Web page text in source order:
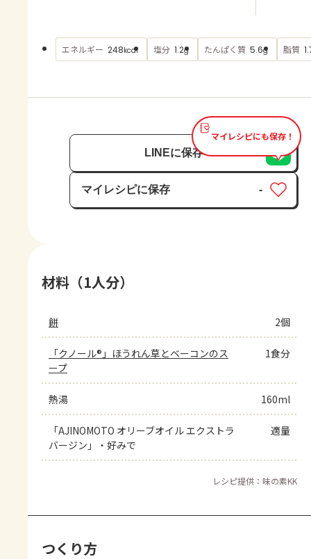
エネルギー 248kcal 塩分 1.2g たんぱく質 5.6g 脂質
マイレシピにも保存！
LINEに保存
マイレシピに保存
保存済み
-
材料（1人分）
餅 2個
「クノール®」ほうれん草とベーコンのス
ープ
1食分
熱湯 160ml
「AJINOMOTO オリーブオイル エクストラ
バージン」・好みで
適量
レシピ提供：味の素KK
つくり方